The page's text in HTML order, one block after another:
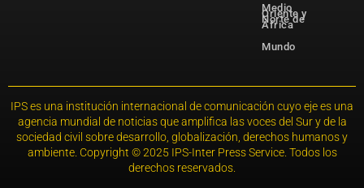
Medio
Oriente y
Norte de
África
Mundo
IPS es una institución internacional de comunicación cuyo eje es una
agencia mundial de noticias que amplifica las voces del Sur y de la
sociedad civil sobre desarrollo, globalización, derechos humanos y
ambiente. Copyright © 2025 IPS-Inter Press Service. Todos los
derechos reservados.